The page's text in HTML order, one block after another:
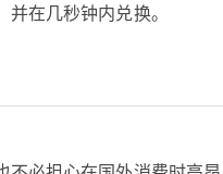
在几秒钟内兑换。